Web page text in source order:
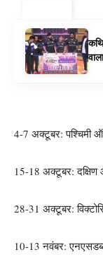
4-7 अक्टूबर: पश्चिमी
15-18 अक्टूबर: दक्षिण
28-31 अक्टूबर:
10-13 नवंबर: